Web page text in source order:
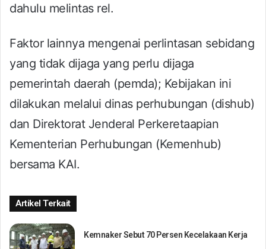
dahulu melintas rel.
Faktor lainnya mengenai perlintasan sebidang
yang tidak dijaga yang perlu dijaga
pemerintah daerah (pemda); Kebijakan ini
dilakukan melalui dinas perhubungan (dishub)
dan Direktorat Jenderal Perkeretaapian
Kementerian Perhubungan (Kemenhub)
bersama KAI.
Artikel Terkait
Kemnaker Sebut 70 Persen Kecelakaan Kerja